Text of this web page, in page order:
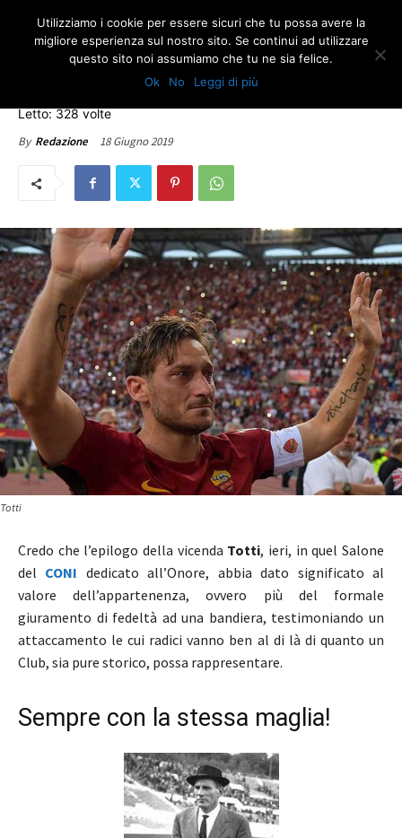
L’APPARTENENZA DI TOTTI
Letto: 328 volte
By Redazione 18 Giugno 2019
Totti
Credo che l’epilogo della vicenda Totti, ieri, in quel Salone
del CONI dedicato all’Onore, abbia dato significato al
valore dell’appartenenza, ovvero più del formale
giuramento di fedeltà ad una bandiera, testimoniando un
attaccamento le cui radici vanno ben al di là di quanto un
Club, sia pure storico, possa rappresentare.
Sempre con la stessa maglia!
Utilizziamo i cookie per essere sicuri che tu possa avere la
migliore esperienza sul nostro sito. Se continui ad utilizzare
questo sito noi assumiamo che tu ne sia felice.
Ok
No Leggi di più